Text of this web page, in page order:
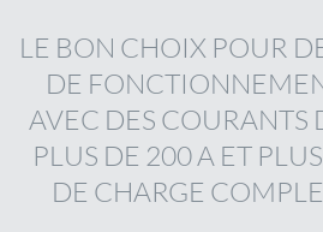
LE BON CHOIX POUR
DE
AVEC DES COURANTS
PLUS DE 200 A ET
DE CHARGE